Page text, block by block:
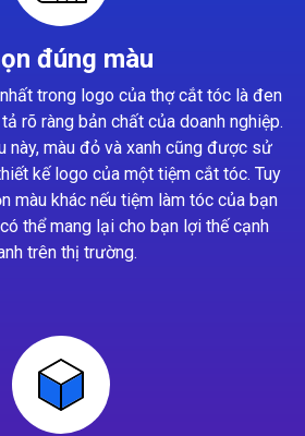
đúng màu
trong logo của thợ cắt tóc là đen
rõ ràng bản chất của doanh nghiệp.
này, màu đỏ và xanh cũng được sử
kế logo của một tiệm cắt tóc. Tuy
màu khác nếu tiệm làm tóc của bạn
thể mang lại cho bạn lợi thế cạnh
trên thị trường.